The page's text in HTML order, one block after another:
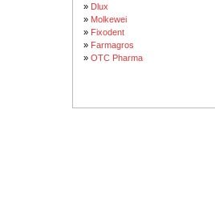
» Dlux
» Molkewei
» Fixodent
» Farmagros
» OTC Pharma